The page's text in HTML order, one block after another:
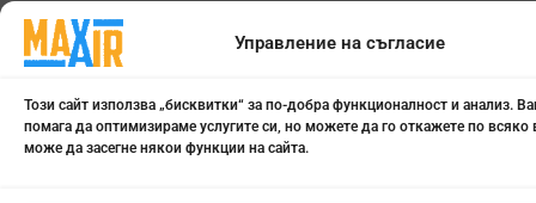
Управление на съгласие
Този сайт използва „бисквитки“ за по-добра функционалност и анализ.
помага да оптимизираме услугите си, но можете да го откажете по всяко
може да засегне някои функции на сайта.